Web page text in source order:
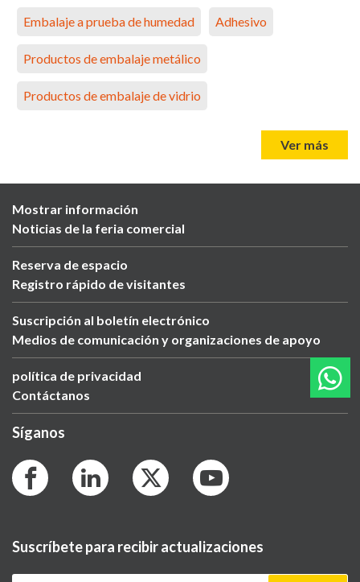
Embalaje a prueba de humedad Adhesivo
Productos de embalaje metálico
Productos de embalaje de vidrio
Ver más
Mostrar información
Noticias de la feria comercial
Reserva de espacio
Registro rápido de visitantes
Suscripción al boletín electrónico
Medios de comunicación y organizaciones de apoyo
política de privacidad
Contáctanos
Síganos
Suscríbete para recibir actualizaciones